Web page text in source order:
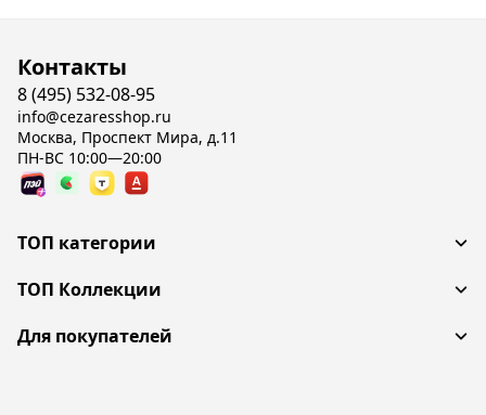
Контакты
8 (495) 532-08-95
info@cezaresshop.ru
Москва, Проспект Мира, д.11
ПН-ВС 10:00—20:00
ТОП категории
ТОП Коллекции
Для покупателей